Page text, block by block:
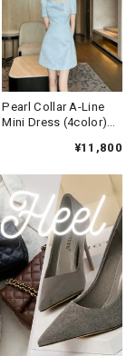
Pearl Collar A-Line
Mini Dress (4color)
¥11,800